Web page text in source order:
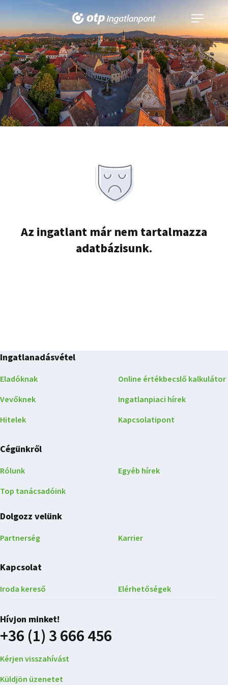
Navigáció
kinyitása
Az ingatlant már nem tartalmazza
adatbázisunk.
Ingatlanadásvétel
Eladóknak
Vevőknek
Hitelek
Online értékbecslő kalkulátor
Ingatlanpiaci hírek
Kapcsolatipont
Cégünkről
Rólunk
Top tanácsadóink
Egyéb hírek
Dolgozz velünk
Partnerség Karrier
Kapcsolat
Iroda kereső Elérhetőségek
Hívjon minket!
+36 (1) 3 666 456
Kérjen visszahívást
Küldjön üzenetet